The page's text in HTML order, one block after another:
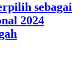
sebagai
2024